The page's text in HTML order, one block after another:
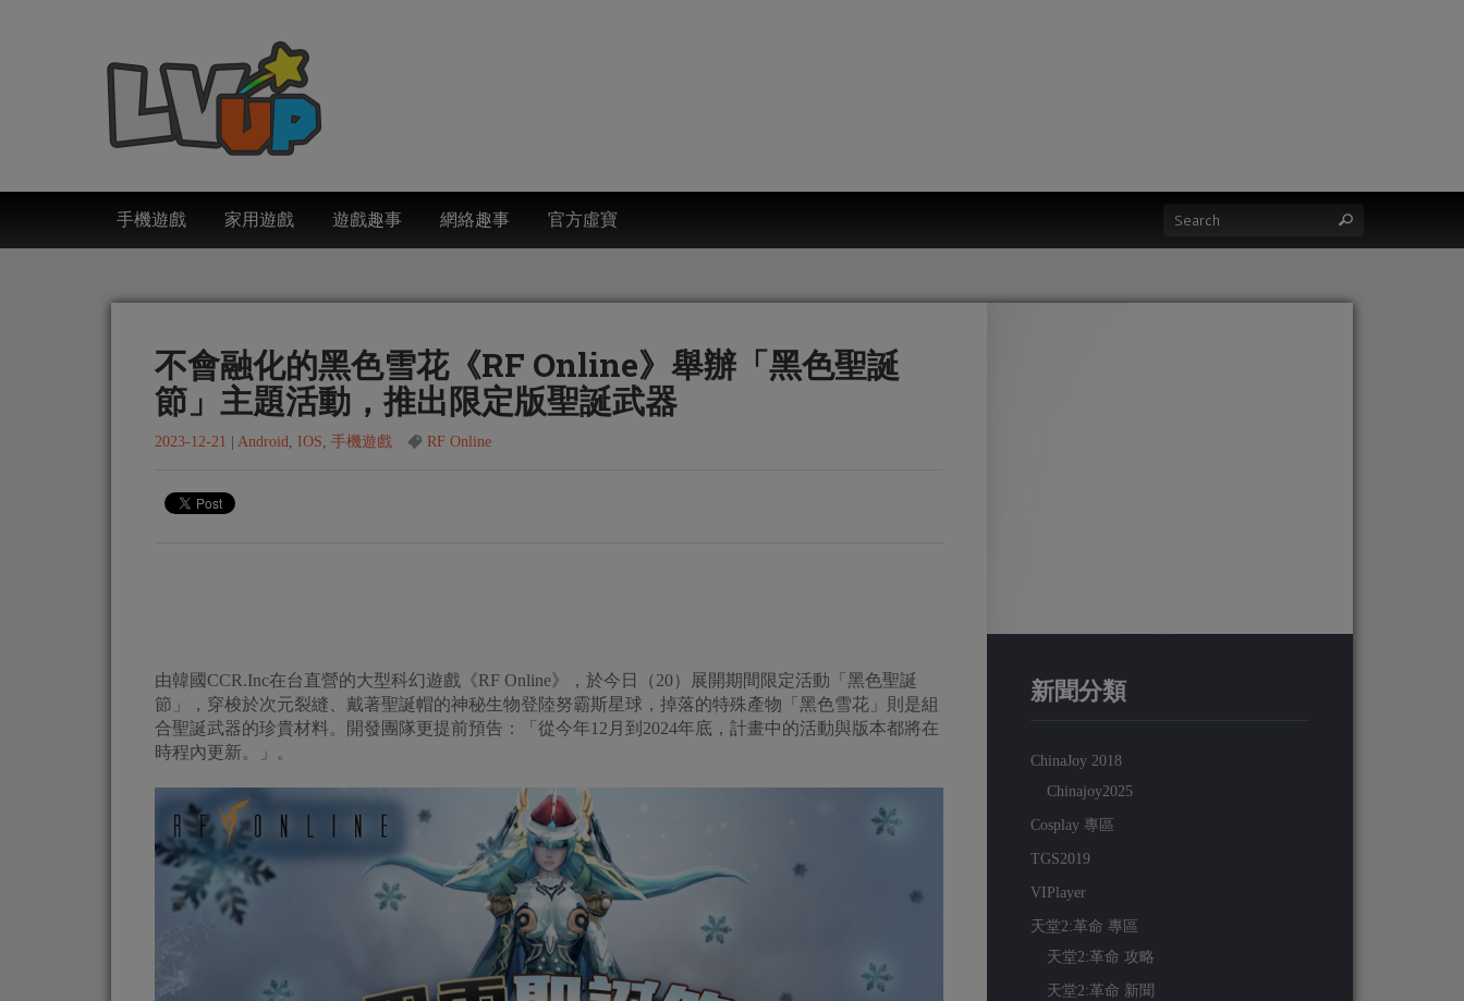
手機遊戲 家用遊戲 遊戲趣事 網絡趣事 官方虛寶
不會融化的黑色雪花《RF Online》舉辦「黑色聖誕
節」主題活動，推出限定版聖誕武器
2023-12-21 Android, IOS, 手機遊戲 RF Online
由韓國CCR.Inc在台直營的大型科幻遊戲《RF Online》，於今日（20）展開期間限定活動「黑色聖誕
節」，穿梭於次元裂縫、戴著聖誕帽的神秘生物登陸努霸斯星球，掉落的特殊產物「黑色雪花」則是組
合聖誕武器的珍貴材料。開發團隊更提前預告：「從今年12月到2024年底，計畫中的活動與版本都將在
時程內更新。」。
新聞分類
ChinaJoy 2018
Chinajoy2025
Cosplay 專區
TGS2019
VIPlayer
天堂2:革命 專區
天堂2:革命 攻略
天堂2:革命 新聞